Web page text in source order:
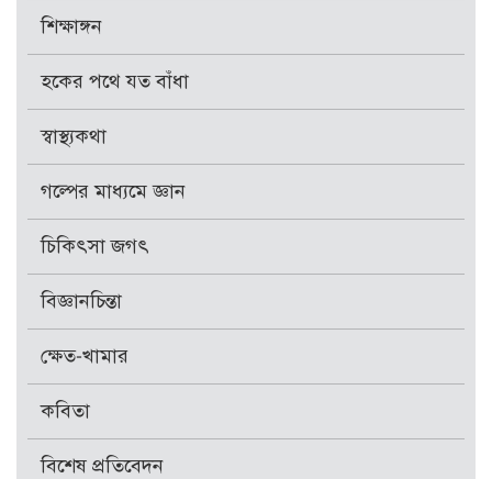
শিক্ষাঙ্গন
হকের পথে যত বাঁধা
স্বাস্থ্যকথা
গল্পের মাধ্যমে জ্ঞান
চিকিৎসা জগৎ
বিজ্ঞানচিন্তা
ক্ষেত-খামার
কবিতা
বিশেষ প্রতিবেদন